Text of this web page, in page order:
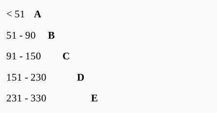
A
< 51
B
51 - 90
C
91 - 150
D
151 - 230
E
231 - 330